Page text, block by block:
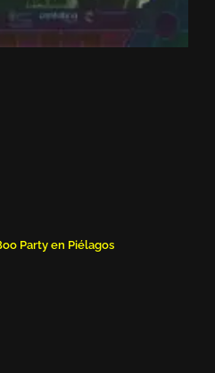
Party en Piélagos